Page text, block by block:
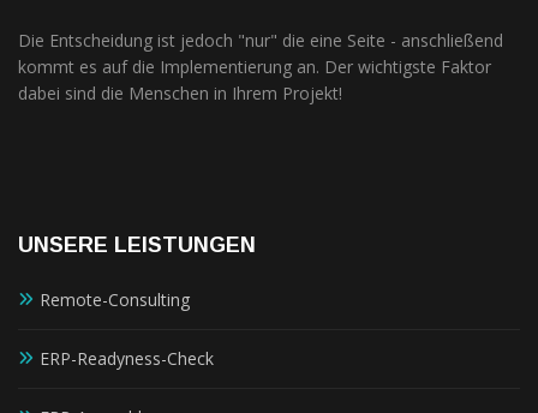
Die Entscheidung ist jedoch "nur" die eine Seite - anschließend
kommt es auf die Implementierung an. Der wichtigste Faktor
dabei sind die Menschen in Ihrem Projekt!
UNSERE LEISTUNGEN
Remote-Consulting
ERP-Readyness-Check